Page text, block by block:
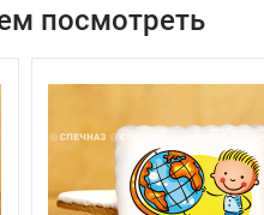
посмотреть